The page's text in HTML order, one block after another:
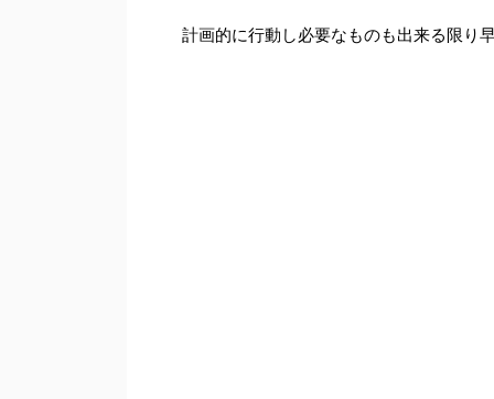
計画的に行動し必要なものも出来る限り